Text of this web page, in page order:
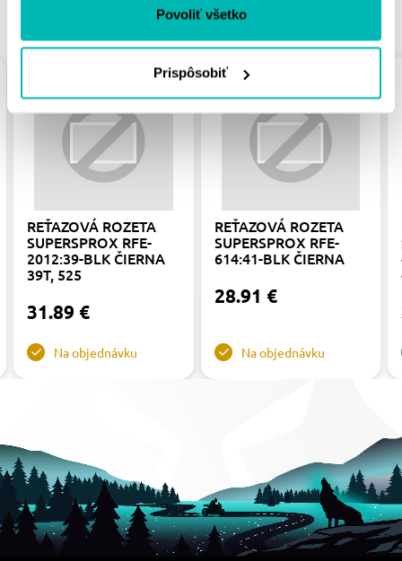
Povoliť všetko
Prispôsobiť
PODOBNÉ PRODUKTY
REŤAZOVÁ ROZETA
SUPERSPROX RFE-
2012:39-BLK ČIERNA
39T, 525
31.89 €
Na objednávku
REŤAZOVÁ ROZETA
SUPERSPROX RFE-
614:41-BLK ČIERNA
28.91 €
Na objednávku